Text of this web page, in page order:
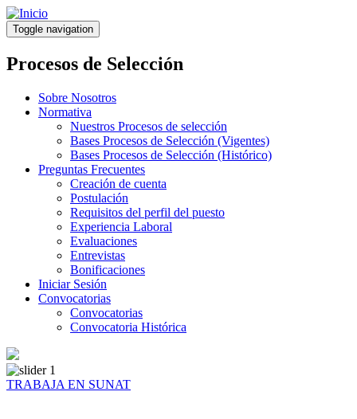
Pasar
al
contenido
principal
Toggle navigation
Procesos de Selección
Sobre Nosotros
Normativa
Nuestros Procesos de selección
Bases Procesos de Selección (Vigentes)
Bases Procesos de Selección (Histórico)
Preguntas Frecuentes
Creación de cuenta
Postulación
Requisitos del perfil del puesto
Experiencia Laboral
Evaluaciones
Entrevistas
Bonificaciones
Iniciar Sesión
Convocatorias
Convocatorias
Convocatoria Histórica
TRABAJA EN SUNAT